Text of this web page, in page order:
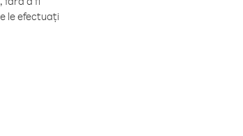
le efectuați